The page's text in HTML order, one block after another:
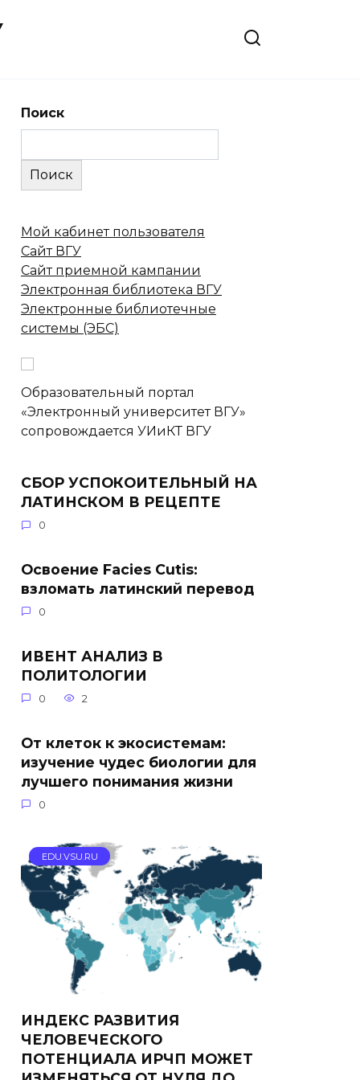
Поиск
Поиск
Мой кабинет пользователя
Сайт ВГУ
Сайт приемной кампании
Электронная библиотека ВГУ
Электронные библиотечные
системы (ЭБС)
Образовательный портал
«Электронный университет ВГУ»
сопровождается УИиКТ ВГУ
СБОР УСПОКОИТЕЛЬНЫЙ НА
ЛАТИНСКОМ В РЕЦЕПТЕ
0
Освоение Facies Cutis:
взломать латинский перевод
0
ИВЕНТ АНАЛИЗ В
ПОЛИТОЛОГИИ
0 2
От клеток к экосистемам:
изучение чудес биологии для
лучшего понимания жизни
0
EDU.VSU.RU
ИНДЕКС РАЗВИТИЯ
ЧЕЛОВЕЧЕСКОГО
ПОТЕНЦИАЛА ИРЧП МОЖЕТ